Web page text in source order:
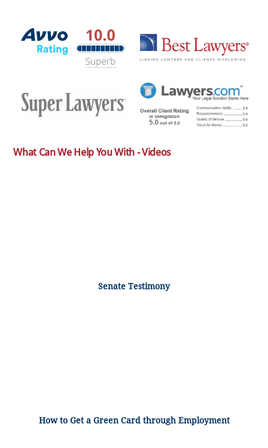
What Can We Help You With - Videos
Senate Testimony
How to Get a Green Card through Employment